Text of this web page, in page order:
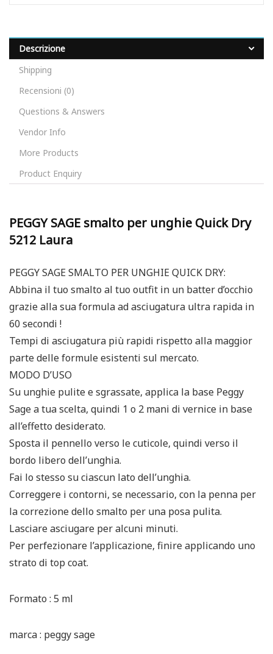
Descrizione
Shipping
Recensioni (0)
Questions & Answers
Vendor Info
More Products
Product Enquiry
PEGGY SAGE smalto per unghie Quick Dry
5212 Laura
PEGGY SAGE SMALTO PER UNGHIE QUICK DRY:
Abbina il tuo smalto al tuo outfit in un batter d’occhio
grazie alla sua formula ad asciugatura ultra rapida in
60 secondi !
Tempi di asciugatura più rapidi rispetto alla maggior
parte delle formule esistenti sul mercato.
MODO D’USO
Su unghie pulite e sgrassate, applica la base Peggy
Sage a tua scelta, quindi 1 o 2 mani di vernice in base
all’effetto desiderato.
Sposta il pennello verso le cuticole, quindi verso il
bordo libero dell’unghia.
Fai lo stesso su ciascun lato dell’unghia.
Correggere i contorni, se necessario, con la penna per
la correzione dello smalto per una posa pulita.
Lasciare asciugare per alcuni minuti.
Per perfezionare l’applicazione, finire applicando uno
strato di top coat.
Formato : 5 ml
marca : peggy sage